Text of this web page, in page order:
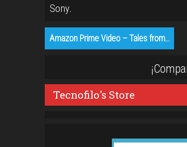
Sony.
Amazon Prime Video – Tales from…
Tecnofilo's Store